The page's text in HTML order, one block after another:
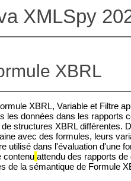
XMLSpy
XBRL
XBRL, Variable et Filtre
les données dans les rapports
de structures XBRL différentes.
avec des formules, leurs
utilisé dans l'évaluation d'une
contenu attendu des rapports
de la sémantique de Formule